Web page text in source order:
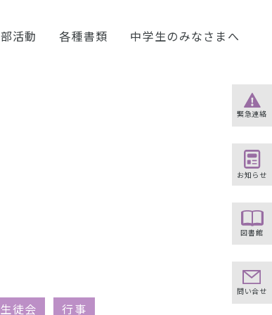
部活動 各種書類 中学生のみなさまへ
生徒会 行事
緊急連絡
お知らせ
図書館
問い合せ